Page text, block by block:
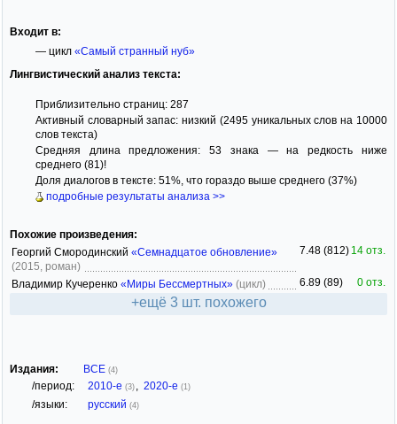
Входит в:
— цикл «Самый странный нуб»
Лингвистический анализ текста:
Приблизительно страниц: 287
Активный словарный запас: низкий (2495 уникальных слов на 10000
слов текста)
Средняя длина предложения: 53 знака — на редкость ниже
среднего (81)!
Доля диалогов в тексте: 51%, что гораздо выше среднего (37%)
подробные результаты анализа >>
Похожие произведения:
Георгий Смородинский «Семнадцатое обновление»
(2015, роман)
7.48 (812) 14 отз.
Владимир Кучеренко «Миры Бессмертных» (цикл) 6.89 (89) 0 отз.
+ещё 3 шт. похожего
Издания: ВСЕ (4)
/период: 2010-е (3) , 2020-е (1)
/языки: русский (4)